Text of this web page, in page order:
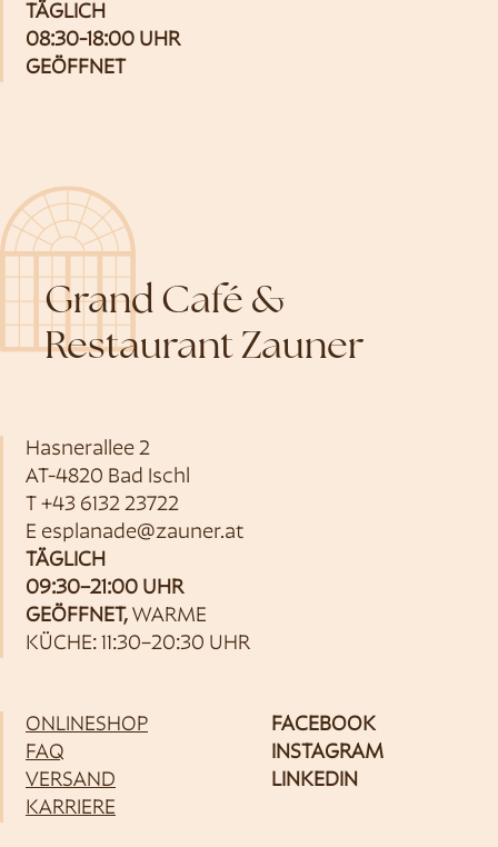
TÄGLICH
08:30-18:00 UHR
GEÖFFNET
Grand Café &
Restaurant Zauner
Hasnerallee 2
AT-4820 Bad Ischl
T +43 6132 23722
E esplanade@zauner.at
TÄGLICH
09:30–21:00 UHR
GEÖFFNET, WARME
KÜCHE: 11:30–20:30 UHR
ONLINESHOP
FAQ
VERSAND
KARRIERE
FACEBOOK
INSTAGRAM
LINKEDIN